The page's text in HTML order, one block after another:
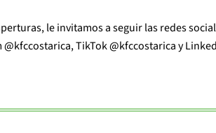
le invitamos a seguir las redes
TikTok @kfccostarica y